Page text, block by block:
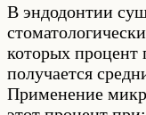
В эндодонтии
которых процент
получается
Применение